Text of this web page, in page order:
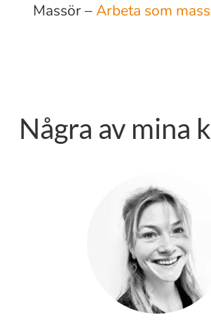
Massör –Arbeta som
Några av mina